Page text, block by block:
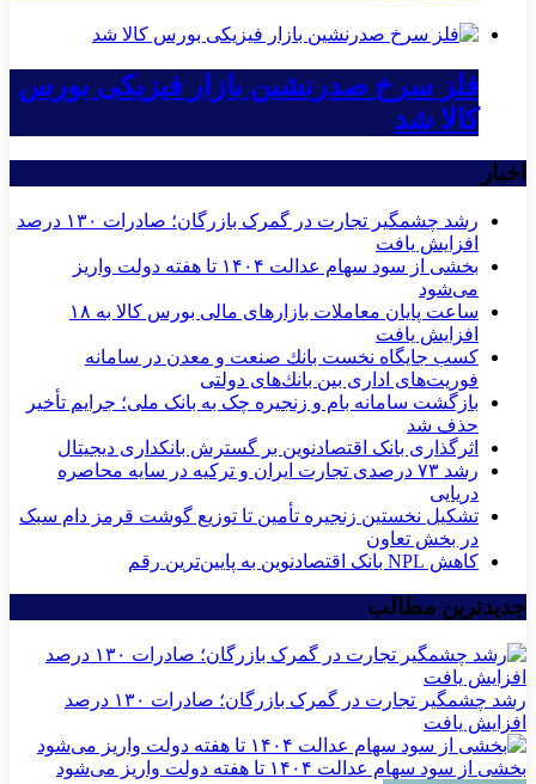
فلز سرخ صدرنشین بازار فیزیکی بورس
کالا شد
اخبار
رشد چشمگیر تجارت در گمرک بازرگان؛ صادرات ۱۳۰ درصد
افزایش یافت
بخشی از سود سهام عدالت ۱۴۰۴ تا هفته دولت واریز
می‌شود
ساعت پایان معاملات بازارهای مالی بورس کالا به ۱۸
افزایش یافت
كسب جایگاه نخست بانك صنعت و معدن در سامانه
فوریت‌های اداری بین بانك‌های دولتی
بازگشت سامانه بام و زنجیره چک به بانک ملی؛ جرایم تأخیر
حذف شد
اثرگذاری بانک اقتصادنوین بر گسترش بانکداری دیجیتال
رشد ۷۳ درصدی تجارت ایران و ترکیه در سایه محاصره
دریایی
تشکیل نخستین زنجیره تأمین تا توزیع گوشت قرمز دام سبک
در بخش تعاون
کاهش NPL بانک اقتصادنوین به پایین‌ترین رقم
جدیدترین مطالب
رشد چشمگیر تجارت در گمرک بازرگان؛ صادرات ۱۳۰ درصد
افزایش یافت
بخشی از سود سهام عدالت ۱۴۰۴ تا هفته دولت واریز می‌شود